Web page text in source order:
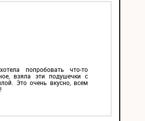
попробовать что-то
взяла эти подушечки с
Это очень вкусно, всем